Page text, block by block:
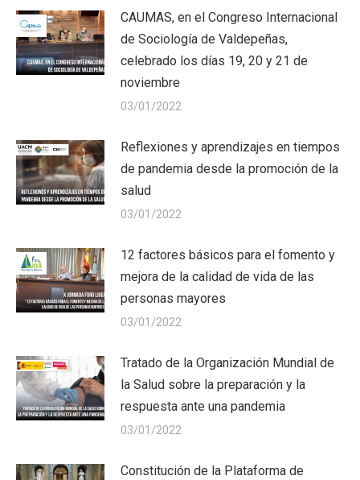
CAUMAS, en el Congreso Internacional
de Sociología de Valdepeñas,
celebrado los días 19, 20 y 21 de
noviembre
03/01/2022
Reflexiones y aprendizajes en tiempos
de pandemia desde la promoción de la
salud
03/01/2022
12 factores básicos para el fomento y
mejora de la calidad de vida de las
personas mayores
03/01/2022
Tratado de la Organización Mundial de
la Salud sobre la preparación y la
respuesta ante una pandemia
03/01/2022
Constitución de la Plataforma de